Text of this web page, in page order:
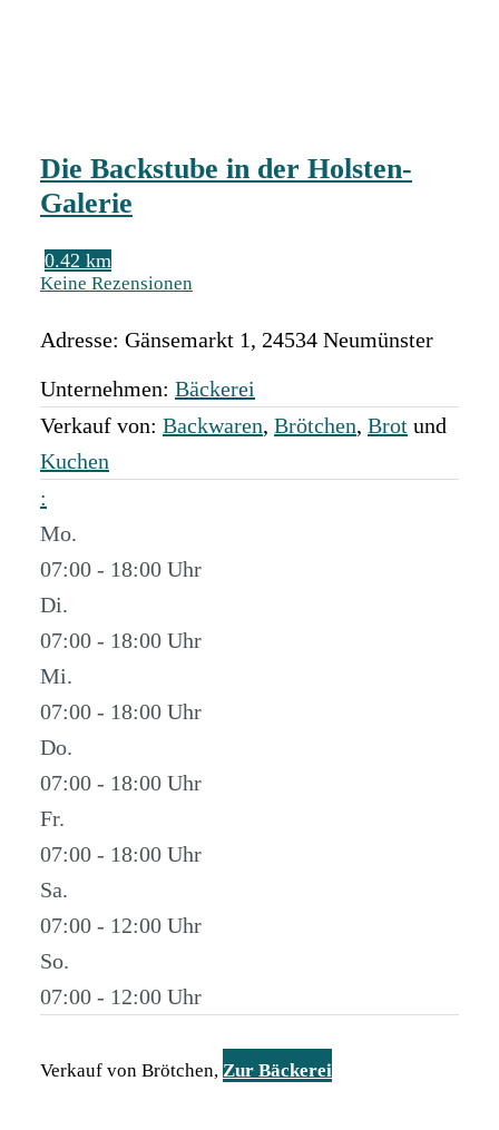
Die Backstube in der Holsten-
Galerie
0.42 km
Keine Rezensionen
Adresse: Gänsemarkt 1, 24534 Neumünster
Unternehmen: Bäckerei
Verkauf von: Backwaren, Brötchen, Brot und
Kuchen
:
Mo.
07:00 - 18:00
Di.
07:00 - 18:00
Mi.
07:00 - 18:00
Do.
07:00 - 18:00
Fr.
07:00 - 18:00
Sa.
07:00 - 12:00
So.
07:00 - 12:00
Verkauf von Brötchen, Zur Bäckerei